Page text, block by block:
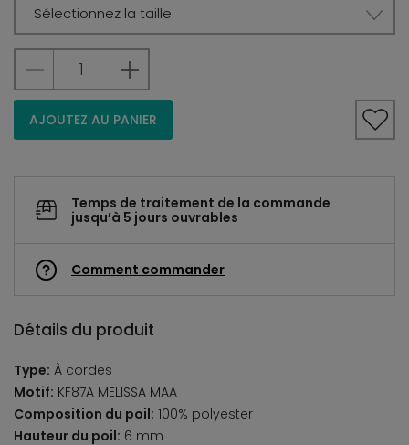
Sélectionnez la taille
AJOUTEZ AU PANIER
Temps de traitement de la commande
jusqu’à 5 jours ouvrables
Comment commander
Détails du produit
Type: À cordes
Motif: KF87A MELISSA MAA
Composition du poil: 100% polyester
Hauteur du poil: 6 mm